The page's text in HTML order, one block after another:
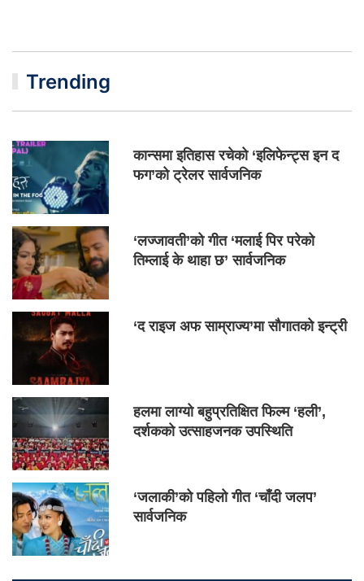
Trending
कान्समा इतिहास रचेको ‘इलिफेन्ट्स इन द
फग’को ट्रेलर सार्वजनिक
‘लज्जावती’को गीत ‘मलाई पिर परेको
तिम्लाई के थाहा छ’ सार्वजनिक
‘द राइज अफ साम्राज्य’मा सौगातको इन्ट्री
हलमा लाग्यो बहुप्रतिक्षित फिल्म ‘हली’,
दर्शकको उत्साहजनक उपस्थिति
‘जलाकी’को पहिलो गीत ‘चाँदी जलप’
सार्वजनिक